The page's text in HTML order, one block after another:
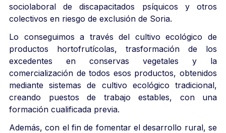
sociolaboral de discapacitados psíquicos y otros
colectivos en riesgo de exclusión de Soria.
Lo conseguimos a través del cultivo ecológico de
productos hortofrutícolas, trasformación de los
excedentes en conservas vegetales y la
comercialización de todos esos productos, obtenidos
mediante sistemas de cultivo ecológico tradicional,
creando puestos de trabajo estables, con una
formación cualificada previa.
Además, con el fin de fomentar el desarrollo rural, se